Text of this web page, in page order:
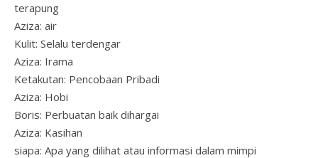
terapung
Aziza: air
Kulit: Selalu terdengar
Aziza: Irama
Ketakutan: Pencobaan Pribadi
Aziza: Hobi
Boris: Perbuatan baik dihargai
Aziza: Kasihan
siapa: Apa yang dilihat atau informasi dalam mimpi